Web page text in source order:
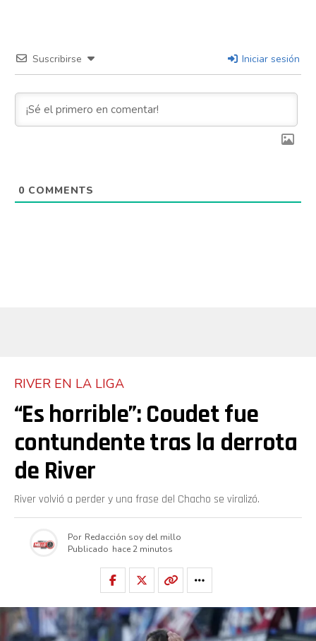
Suscribirse Iniciar sesión
0 COMMENTS
RIVER EN LA LIGA
“Es horrible”: Coudet fue
contundente tras la derrota
de River
River volvió a perder y una frase del Chacho se viralizó.
Por Redacción soy del millo
Publicado hace 2 minutos